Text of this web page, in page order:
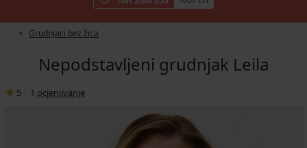
Grudnjaci bez žica
Nepodstavljeni grudnjak Leila
5 1 ocjenjivanje